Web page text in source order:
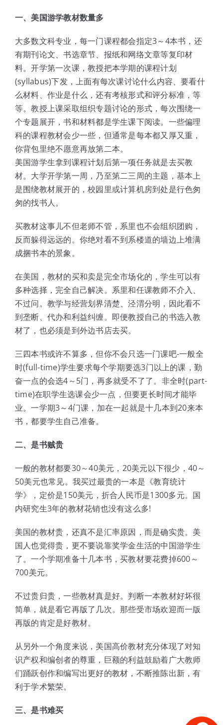
一、美国游学教材数量多
大多数文科专业，每一门课程都会指定3～4本书，还
有期刊论文、书选章节、报纸和网络文章等复印材
料。开学第一次课，教授把本学期的课程计划
(syllabus)下发，上面有每次课讨论什么内容、要看什
么材料、作业是什么，还有考核形式和评分标准，等
等。教授上课采取组织专题讨论的形式，每次围绕一
个专题展开，书和材料都是学生课下阅读。一些偏理
科的课程教材会少一些，但通常是每本都又厚又重，
你背包里绝不愿意再放第二本。
美国游学生拿到课程计划后第一项任务就是去买教
材。大学开学第一周，乃至第二三周的主题，基本上
是围绕教材展开的，校园里或计算机房到处是行色匆
匆的找书人。
买教材这事儿不但老师不管，系里也不会组织团购，
反而躲得远远的。你绝对看不到系楼道的墙边上堆满
成捆书本的景象。
在美国，教材的买和卖是完全市场化的，学生可以有
多种选择，完全自己解决。系里和任课教师不介入、
不过问。教学与经营划界清楚、泾渭分明，因此看不
到垄断、代办和利益纠缠。即便教授自己的书选入教
材了，也必须是到外边书店去买。
三四本书或许不算多，但你不会只选一门课吧-一般全
时(full-time)学生要求每个学期要选3门以上的课，勤
奋一点的会选4～5门，再多就受不了了。非全时(part-
time)在职学生选课会少一点，但要更长时间才能毕
业。一学期3～4门课，加在一起就是十几本到20来本
书，都要学生自己准备。
二、是书贼贵
一般的教材都要30～40美元，20美元以下很少，40～
50美元也常见。我买过最贵的一本是《教育统计
学》，定价是150美元，折合人民币是1300多元。国
内研究生3年的教材花销也没有这么多!
美国的教材贵，还真不是汇率原因，而是确实贵。美
国人也觉得贵，更不要说靠奖学金生活的中国游学生
了。一个学期准备十几本书，买教材要花费掉600～
700美元。
不过贵归贵，一些教材真是好。判断一本教材好坏很
简单，就是看它再版了几次。那些受市场欢迎而一版
再版的肯定是好教材。
从另外一个角度来说，美国高价教材充分体现了对知
识产权和编创者的尊重，巨额的利益鼓励着广大教师
们踊跃创作和编写出更好的教材，不断推陈出新，有
利于学术繁荣。
三、是书难买